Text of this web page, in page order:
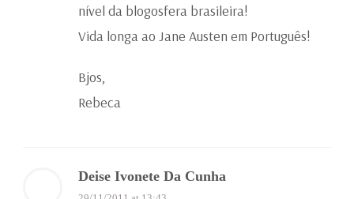
nível da blogosfera brasileira!
Vida longa ao Jane Austen em Português!
Bjos,
Rebeca
Deise Ivonete Da Cunha